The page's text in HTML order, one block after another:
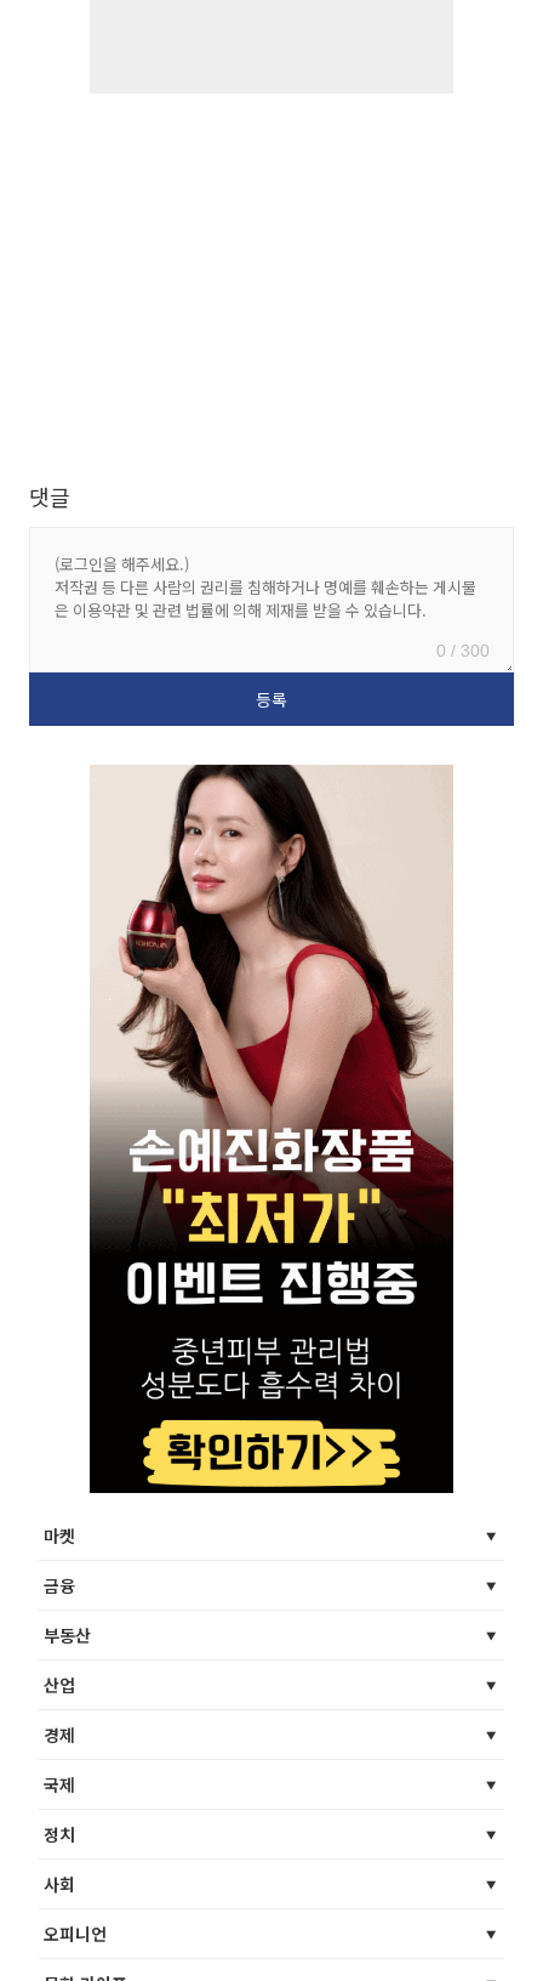
댓글
0 / 300
마켓
금융
부동산
산업
경제
국제
정치
사회
오피니언